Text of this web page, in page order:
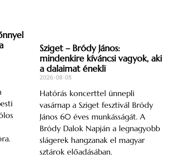
Sziget – Bródy János:
mindenkire kíváncsi vagyok, aki
a dalaimat énekli
2026-08-05
Hatórás koncerttel ünnepli
vasárnap a Sziget fesztivál Bródy
János 60 éves munkásságát. A
Bródy Dalok Napján a legnagyobb
slágerek hangzanak el magyar
sztárok előadásában.